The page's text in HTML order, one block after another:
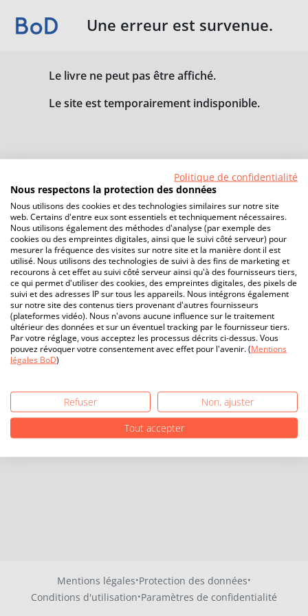
Une erreur est survenue.
Le livre ne peut pas être affiché.
Le site est temporairement indisponible.
Mentions légales·Protection des données·
Conditions d'utilisation·Paramètres de confidentialité
Politique de confidentialité
Nous respectons la protection des données
Nous utilisons des cookies et des technologies similaires sur notre site
web. Certains d'entre eux sont essentiels et techniquement nécessaires.
Nous utilisons également des méthodes d'analyse (par exemple des
cookies ou des empreintes digitales, ainsi que le suivi côté serveur) pour
mesurer la fréquence des visites sur notre site et la manière dont il est
utilisé. Nous utilisons des technologies de suivi à des fins de marketing et
recourons à cet effet au suivi côté serveur ainsi qu'à des fournisseurs tiers,
ce qui permet d'utiliser des cookies, des empreintes digitales, des pixels de
suivi et des adresses IP sur tous les appareils. Nous intégrons également
sur notre site des contenus tiers provenant d'autres fournisseurs
(plateformes vidéo). Nous n'avons aucune influence sur le traitement
ultérieur des données et sur un éventuel tracking par le fournisseur tiers.
Par votre réglage, vous acceptez les processus décrits ci-dessus. Vous
pouvez révoquer votre consentement avec effet pour l'avenir. (Mentions
légales BoD)
Refuser
Non, ajuster
Tout accepter